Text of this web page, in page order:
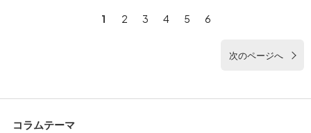
1 2 3 4 5 6
次のページへ
コラムテーマ